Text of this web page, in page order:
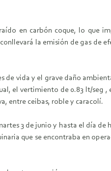
en carbón coque, lo que
la emisión de gas de
de vida y el grave daño
el vertimiento de 0.83 lt/seg ,
entre ceibas, roble y caracolí.
3 de junio y hasta el día de
que se encontraba en